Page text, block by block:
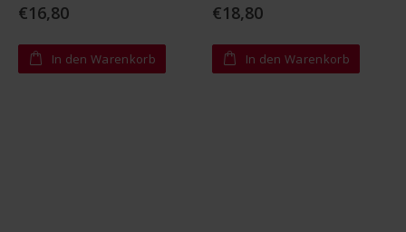
€16,80
In den Warenkorb
€18,80
In den Warenkorb